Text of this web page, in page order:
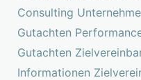
Consulting
Gutachten
Gutachten
Informationen